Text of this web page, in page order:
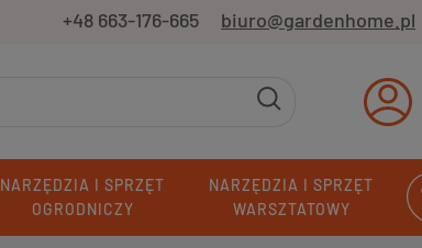
+48 663-176-665 biuro@gardenhome.pl
NARZĘDZIA I SPRZĘT
OGRODNICZY
NARZĘDZIA I SPRZĘT
WARSZTATOWY